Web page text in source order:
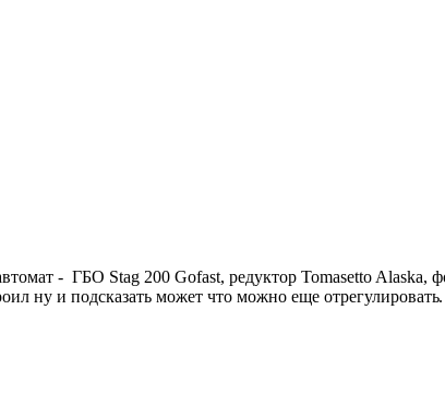
- ГБО Stag 200 Gofast, редуктор Tomasetto Alaska,
ну и подсказать может что можно еще отрегулировать